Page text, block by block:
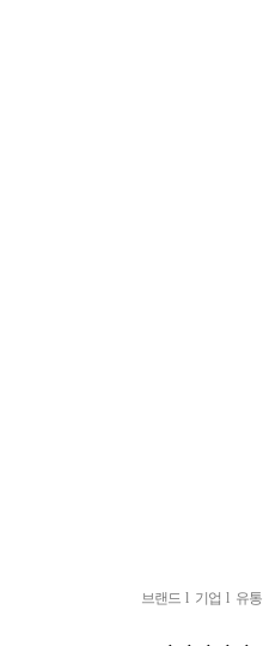
브랜드 l 기업 l 유통